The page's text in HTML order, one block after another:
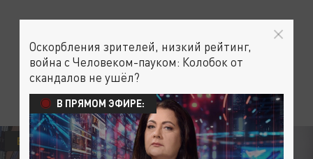
БИЗНЕС
Оскорбления зрителей, низкий рейтинг,
война с Человеком-пауком: Колобок от
скандалов не ушёл?
В ПРЯМОМ ЭФИРЕ: